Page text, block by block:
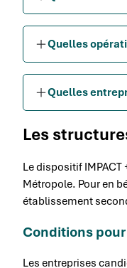
Quelles
Quelles
Les
Le dispositif
Métropole. Pour en
établissement
Conditions
Les entreprises